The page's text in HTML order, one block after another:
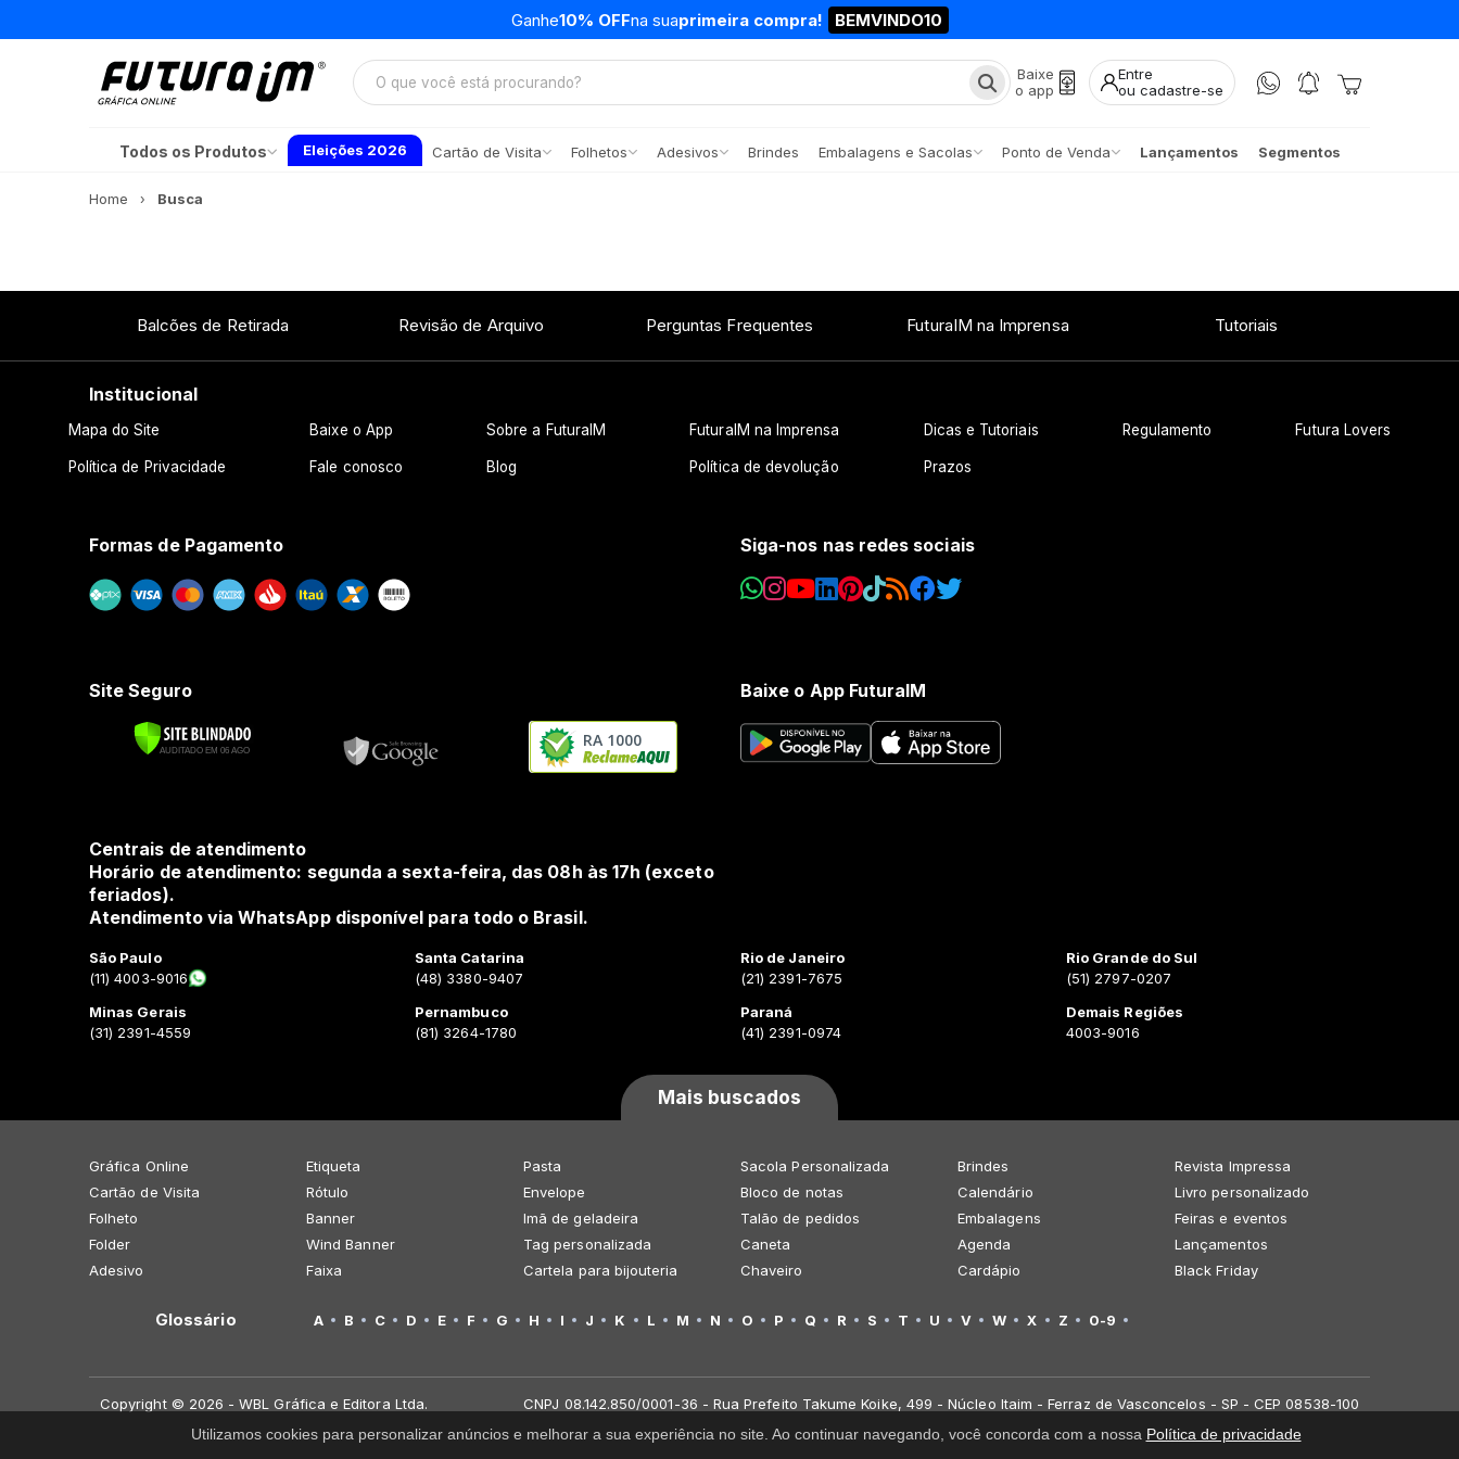
Ganhe10% OFFna suaprimeira compra! BEMVINDO10
Baixe
o app
Entre
ou cadastre-se
Todos os Produtos Eleições 2026 Cartão de Visita Folhetos Adesivos Brindes Embalagens e Sacolas Ponto de Venda Lançamentos Segmentos
Home Busca
Balcões de Retirada Revisão de Arquivo Perguntas Frequentes FuturaIM na Imprensa Tutoriais
Institucional
Mapa do Site Baixe o App Sobre a FuturaIM FuturaIM na Imprensa Dicas e Tutoriais Regulamento Futura Lovers
Política de Privacidade Fale conosco Blog Política de devolução Prazos
Formas de Pagamento Siga-nos nas redes sociais
Site Seguro
RA 1000
Baixe o App FuturaIM
Centrais de atendimento
Horário de atendimento: segunda a sexta-feira, das 08h às 17h (exceto
feriados).
Atendimento via WhatsApp disponível para todo o Brasil.
São Paulo
(11) 4003-9016
Minas Gerais
(31) 2391-4559
Santa Catarina
(48) 3380-9407
Pernambuco
(81) 3264-1780
Rio de Janeiro
(21) 2391-7675
Paraná
(41) 2391-0974
Rio Grande do Sul
(51) 2797-0207
Demais Regiões
4003-9016
Mais buscados
Gráfica Online
Cartão de Visita
Folheto
Folder
Adesivo
Etiqueta
Rótulo
Banner
Wind Banner
Faixa
Pasta
Envelope
Imã de geladeira
Tag personalizada
Cartela para bijouteria
Sacola Personalizada
Bloco de notas
Talão de pedidos
Caneta
Chaveiro
Brindes
Calendário
Embalagens
Agenda
Cardápio
Revista Impressa
Livro personalizado
Feiras e eventos
Lançamentos
Black Friday
Glossário A B C D E F G H I J K L M N O P Q R S T U V W X Z 0-9
Copyright © 2026 - WBL Gráfica e Editora Ltda.
CNPJ 08.142.850/0001-36 - Rua Prefeito Takume Koike, 499 - Núcleo Itaim - Ferraz de Vasconcelos - SP - CEP 08538-100
Utilizamos cookies para personalizar anúncios e melhorar a sua experiência no site. Ao continuar navegando, você concorda com a nossa Política de privacidade